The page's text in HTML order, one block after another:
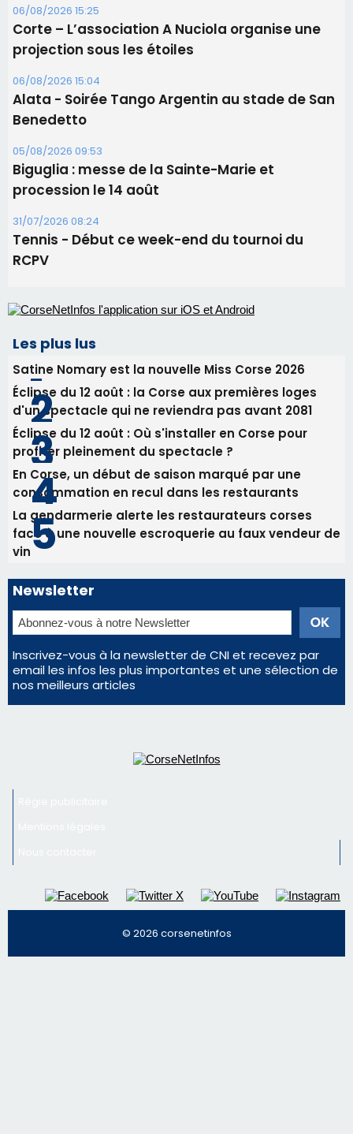
Les brèves
09/08/2026 11:04
Festa di l’Associi Curtinesi le 13 septembre
06/08/2026 15:57
Ucciani – Marché des producteurs à Cruculi le
11 août
06/08/2026 15:25
Corte – L’association A Nuciola organise une
projection sous les étoiles
06/08/2026 15:04
Alata - Soirée Tango Argentin au stade de San
Benedetto
Biguglia : messe de la Sainte-Marie et
procession le 14 août
31/07/2026 08:24
Tennis - Début ce week-end du tournoi du
RCPV
Les plus lus
Satine Nomary est la nouvelle Miss Corse 2026
Éclipse du 12 août : la Corse aux premières loges
d'un spectacle qui ne reviendra pas avant 2081
Éclipse du 12 août : Où s'installer en Corse pour
profiter pleinement du spectacle ?
En Corse, un début de saison marqué par une
consommation en recul dans les restaurants
La gendarmerie alerte les restaurateurs corses
face à une nouvelle escroquerie au faux vendeur de